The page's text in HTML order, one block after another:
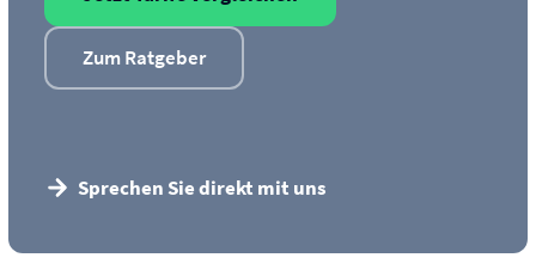
Zum Ratgeber
Sprechen Sie direkt mit uns